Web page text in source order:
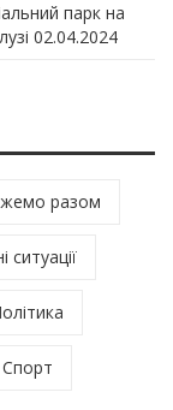
парк на
02.04.2024
разом
ситуації
Спорт